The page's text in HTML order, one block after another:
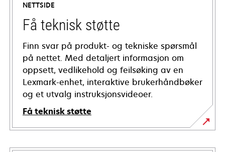
NETTSIDE
Få teknisk støtte
Finn svar på produkt- og tekniske spørsmål
på nettet. Med detaljert informasjon om
oppsett, vedlikehold og feilsøking av en
Lexmark-enhet, interaktive brukerhåndbøker
og et utvalg instruksjonsvideoer.
Få teknisk støtte
opens
in